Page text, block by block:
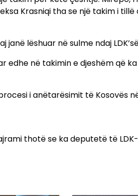
Krasniqi tha se një takim i
lëshuar në sulme ndaj
edhe në takimin e djeshëm që
i anëtarësimit të Kosovës
thotë se ka deputetë të